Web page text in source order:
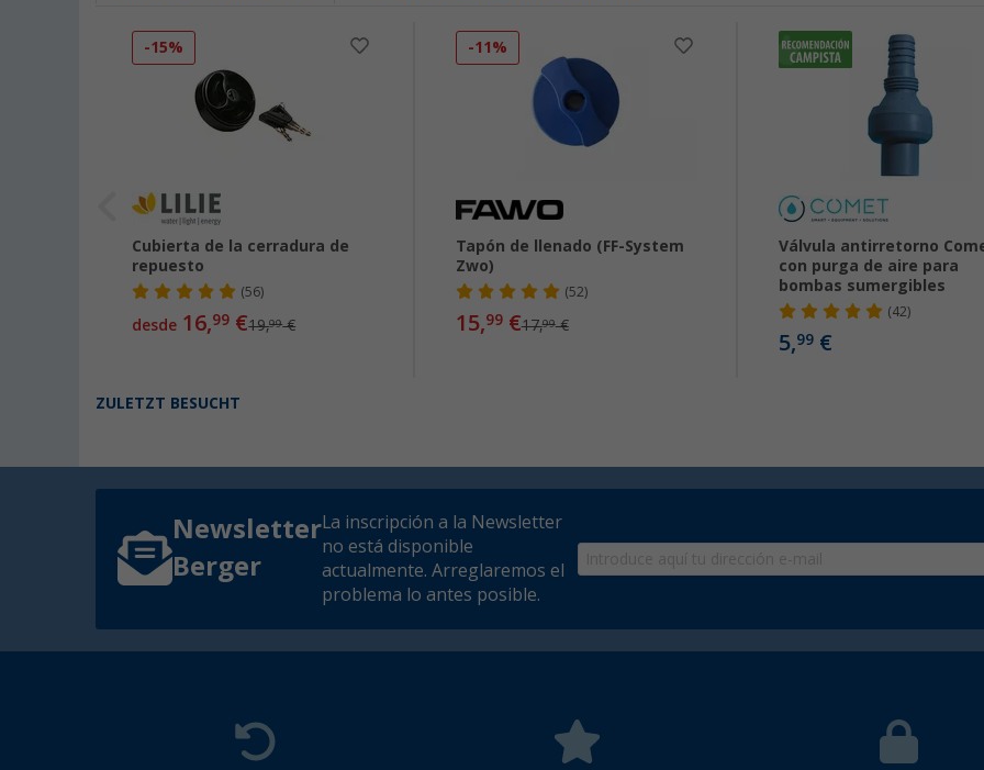
-15%
Cubierta de la cerradura de
repuesto
(56)
desde 16,99 €19,99€
-11%
Tapón de llenado (FF-System
Zwo)
(52)
15,99€17,99€
Válvula antirretorno
con purga de aire para
bombas sumergibles
(42)
5,99 €
ZULETZT BESUCHT
Newsletter
Berger
La inscripción a la Newsletter
no está disponible
actualmente. Arreglaremos el
problema lo antes posible.